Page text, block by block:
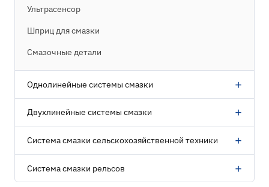
Ультрасенсор
Шприц для смазки
Смазочные детали
Однолинейные системы смазки +
Двухлинейные системы смазки +
Система смазки сельскохозяйственной техники +
Система смазки рельсов +